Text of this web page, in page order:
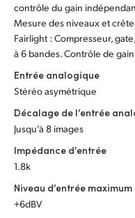
contrôle du gain
Mesure des niveaux et
Fairlight : Compresseur,
à 6 bandes. Contrôle de
Entrée analogique
Stéréo asymétrique
Décalage de l’entrée
Jusqu’à 8 images
Impédance d’entrée
1.8k
Niveau d’entrée maximum
+6dBV